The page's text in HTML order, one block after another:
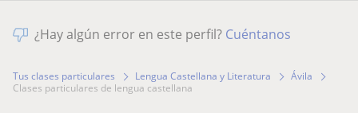
¿Hay algún error en este perfil? Cuéntanos
Tus clases particulares Lengua Castellana y Literatura
Ávila
clases particulares de lengua castellana